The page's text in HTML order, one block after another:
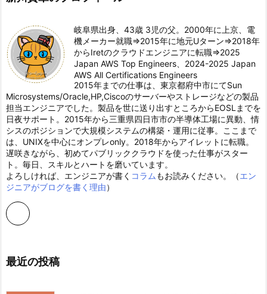
岐阜県出身、43歳 3児の父。2000年に上京、電
機メーカー就職⇒2015年に地元Uターン⇒2018年
からIretのクラウドエンジニアに転職⇒2025
Japan AWS Top Engineers、2024-2025 Japan
AWS All Certifications Engineers
2015年までの仕事は、東京都府中市にてSun
Microsystems/Oracle,HP,Ciscoのサーバーやストレージなどの製品
担当エンジニアでした。製品を世に送り出すところからEOSLまでを
日夜サポート。2015年から三重県四日市市の半導体工場に異動、情
シスのポジションで大規模システムの構築・運用に従事。ここまで
は、UNIXを中心にオンプレonly。2018年からアイレットに転職。
遅咲きながら、初めてパブリッククラウドを使った仕事がスター
ト。毎日、スキルとハートを磨いています。
よろしければ、エンジニアが書く コラム もお読みください。（エン
ジニアがブログを書く理由）
最近の投稿